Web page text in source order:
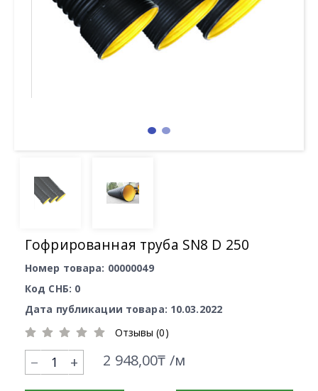
Гофрированная труба SN8 D 250
Номер товара: 00000049
Код СНБ: 0
Дата публикации товара: 10.03.2022
Отзывы (0)
+ 2 948,00₸ /м